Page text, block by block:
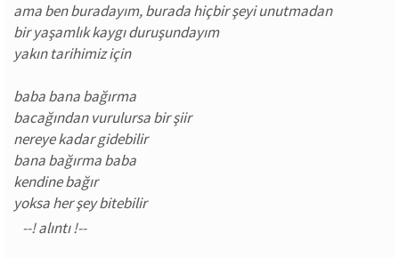
ama ben buradayım, burada hiçbir şeyi unutmadan
bir yaşamlık kaygı duruşundayım
yakın tarihimiz için
baba bana bağırma
bacağından vurulursa bir şiir
nereye kadar gidebilir
bana bağırma baba
kendine bağır
yoksa her şey bitebilir